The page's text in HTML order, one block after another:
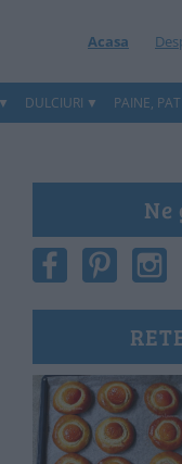
Acasa
DULCIURI PAINE,
Ne